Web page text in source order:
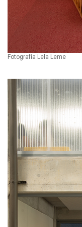
Fotografía Lela Leme